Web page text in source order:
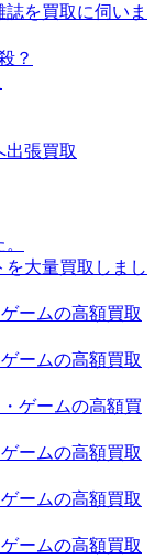
を買取に伺いま
？
出張買取
大量買取しまし
ームの高額買取
ームの高額買取
ゲームの高額買
ームの高額買取
ームの高額買取
ームの高額買取